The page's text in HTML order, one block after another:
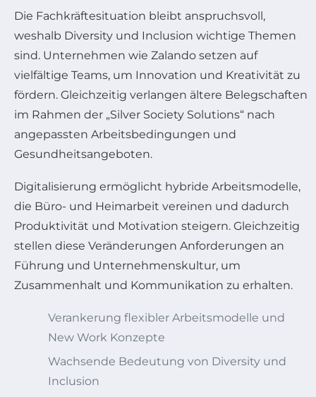
Die Fachkräftesituation bleibt anspruchsvoll,
weshalb Diversity und Inclusion wichtige Themen
sind. Unternehmen wie Zalando setzen auf
vielfältige Teams, um Innovation und Kreativität zu
fördern. Gleichzeitig verlangen ältere Belegschaften
im Rahmen der „Silver Society Solutions“ nach
angepassten Arbeitsbedingungen und
Gesundheitsangeboten.
Digitalisierung ermöglicht hybride Arbeitsmodelle,
die Büro- und Heimarbeit vereinen und dadurch
Produktivität und Motivation steigern. Gleichzeitig
stellen diese Veränderungen Anforderungen an
Führung und Unternehmenskultur, um
Zusammenhalt und Kommunikation zu erhalten.
Verankerung flexibler Arbeitsmodelle und
New Work Konzepte
Wachsende Bedeutung von Diversity und
Inclusion